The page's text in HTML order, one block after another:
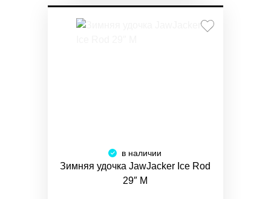
в наличии
Зимняя удочка JawJacker Ice Rod
29″ M